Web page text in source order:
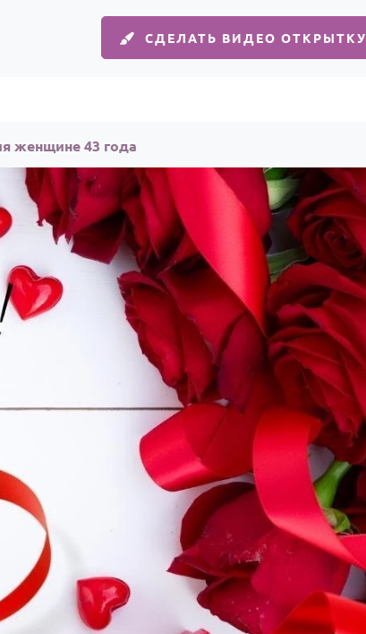
СДЕЛАТЬ ВИДЕО ОТКРЫТКУ
женщине 43 года